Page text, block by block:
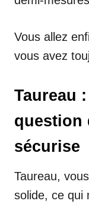
Vous allez
vous avez
Taureau
question
sécurise
Taureau,
solide, ce qui